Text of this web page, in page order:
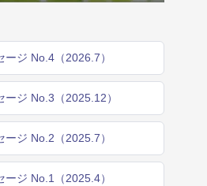
ジ No.4（2026.7）
ジ No.3（2025.12）
ジ No.2（2025.7）
ジ No.1（2025.4）